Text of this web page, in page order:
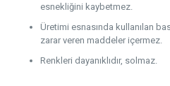
esnekliğini kaybetmez.
Üretimi esnasında kullanılan
zarar veren maddeler içermez.
Renkleri dayanıklıdır, solmaz.